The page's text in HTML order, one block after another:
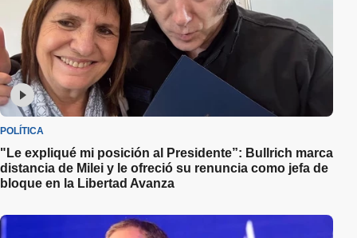
POLÍTICA
"Le expliqué mi posición al Presidente”: Bullrich marca
distancia de Milei y le ofreció su renuncia como jefa de
bloque en la Libertad Avanza